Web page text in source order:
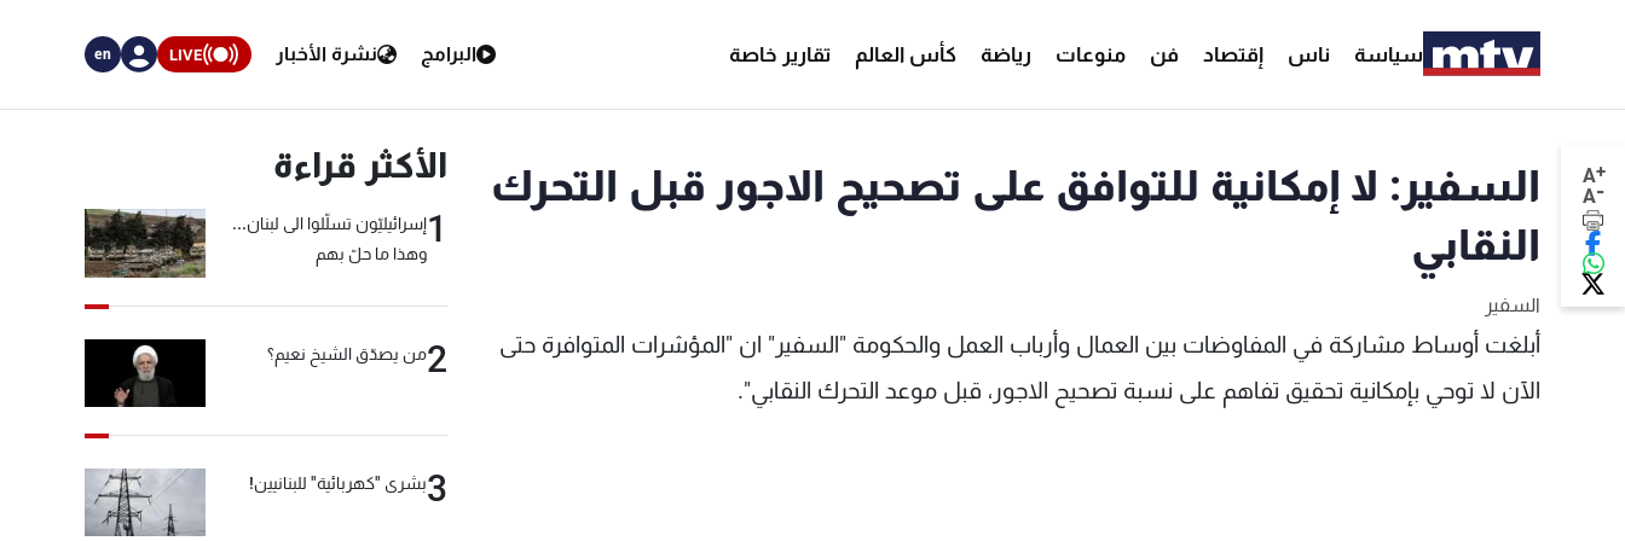
سياسة ناس إقتصاد فن منوعات رياضة كأس العالم تقارير خاصة البرامج نشرة الأخبار LIVE
en
A+
A-
السفير: لا إمكانية للتوافق على تصحيح الاجور قبل التحرك
النقابي
السفير
أبلغت أوساط مشاركة في المفاوضات بين العمال وأرباب العمل والحكومة "السفير" ان "المؤشرات المتوافرة حتى
الآن لا توحي بإمكانية تحقيق تفاهم على نسبة تصحيح الاجور، قبل موعد التحرك النقابي".
الأكثر قراءة
1إسرائيليّون تسلّلوا الى لبنان...
وهذا ما حلّ بهم
2من يصدّق الشيخ نعيم؟
3بشرى "كهربائية" للبنانيين!